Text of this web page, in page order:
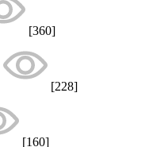
[360]
[228]
[160]